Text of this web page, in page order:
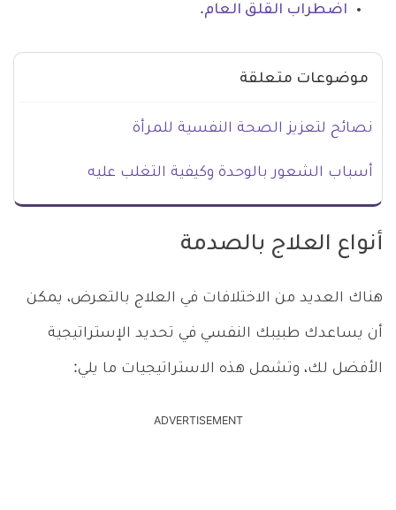
اضطراب القلق العام.
موضوعات متعلقة
نصائح لتعزيز الصحة النفسية للمرأة
أسباب الشعور بالوحدة وكيفية التغلب عليه
أنواع العلاج بالصدمة
هناك العديد من الاختلافات في العلاج بالتعرض، يمكن
أن يساعدك طبيبك النفسي في تحديد الإستراتيجية
الأفضل لك، وتشمل هذه الاستراتيجيات ما يلي:
ADVERTISEMENT